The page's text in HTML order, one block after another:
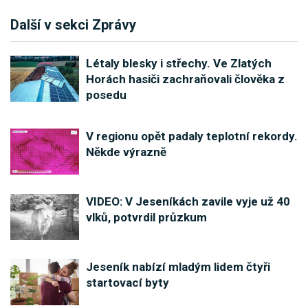
Další v sekci Zprávy
Létaly blesky i střechy. Ve Zlatých
Horách hasiči zachraňovali člověka z
posedu
V regionu opět padaly teplotní rekordy.
Někde výrazně
VIDEO: V Jeseníkách zavile vyje už 40
vlků, potvrdil průzkum
Jeseník nabízí mladým lidem čtyři
startovací byty